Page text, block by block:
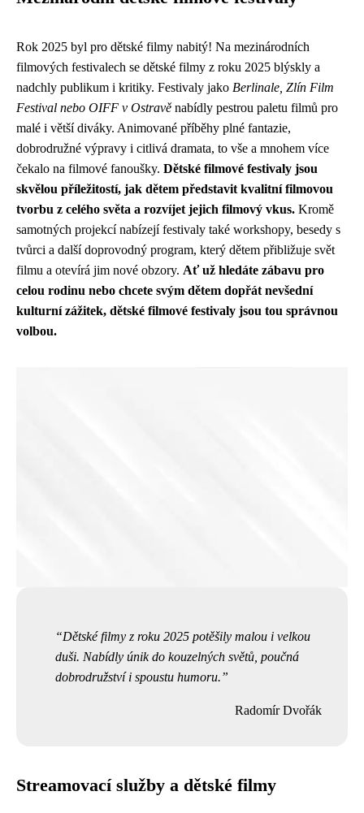
Rok 2025 byl pro dětské filmy nabitý! Na mezinárodních
filmových festivalech se dětské filmy z roku 2025 blýskly a
nadchly publikum i kritiky. Festivaly jako Berlinale, Zlín Film
Festival nebo OIFF v Ostravě nabídly pestrou paletu filmů pro
malé i větší diváky. Animované příběhy plné fantazie,
dobrodružné výpravy i citlivá dramata, to vše a mnohem více
čekalo na filmové fanoušky. Dětské filmové festivaly jsou
skvělou příležitostí, jak dětem představit kvalitní filmovou
tvorbu z celého světa a rozvíjet jejich filmový vkus. Kromě
samotných projekcí nabízejí festivaly také workshopy, besedy s
tvůrci a další doprovodný program, který dětem přibližuje svět
filmu a otevírá jim nové obzory. Ať už hledáte zábavu pro
celou rodinu nebo chcete svým dětem dopřát nevšední
kulturní zážitek, dětské filmové festivaly jsou tou správnou
volbou.
Dětské filmy z roku 2025 potěšily malou i velkou
duši. Nabídly únik do kouzelných světů, poučná
dobrodružství i spoustu humoru.
Radomír Dvořák
Streamovací služby a dětské filmy